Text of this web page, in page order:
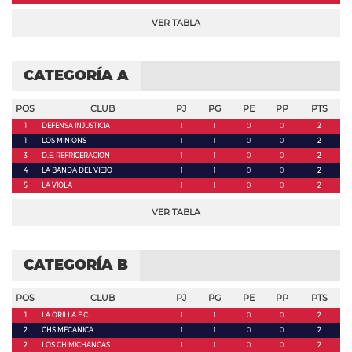
VER TABLA
CATEGORÍA A
POS CLUB PJ PG PE PP PTS
1 DEFENSA INJUSTICIA 1 1 0 0
2
1
LOS MINIONS 1 1 0 0
2
3
D.E. REFRIGERACION 1 1 0 0
2
4
LA BANDA DEL VIEJO 1 1 0 0
2
5
LA VIOLA 1 1 0 0 2
VER TABLA
CATEGORÍA B
POS CLUB PJ PG PE PP PTS
1 LA ORILLA F.C. 1 1 0 0
2
2
CHS MECANICA 1 1 0 0
2
2
LOS CHIMICHANGAS 1 1 0 0 2